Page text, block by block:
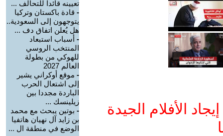
الأفلام الجيدة
تعيينه قائدا للتحالف ...
- قادة باكستان وتركيا
يتوجهون إلى السعودية..
هل يُعلن اتفاق دف ...
- أسباب استبعاد
المنتخب الروسي
للهوكي من بطولة
العالم 2027
- موقع أوكراني يشير
إلى اشتعال الحرب
الباردة مجددا بين
زيلينسك ...
- بوتين يبحث مع محمد
بن زايد آل نهيان هاتفيا
الوضع في منطقة ال ...